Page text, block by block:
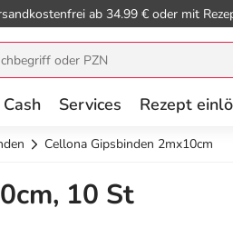
ab 34.99 € oder mit
Services Rezept
Cellona Gipsbinden 2mx10cm
10 St